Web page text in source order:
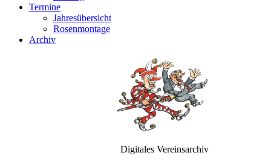
Termine
Jahresübersicht
Rosenmontage
Archiv
Digitales Vereinsarchiv